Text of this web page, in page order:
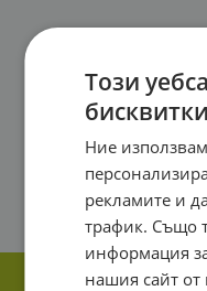
Този
бисквитки
Ние
рекламите и
трафик. Също
информация
нашия сайт